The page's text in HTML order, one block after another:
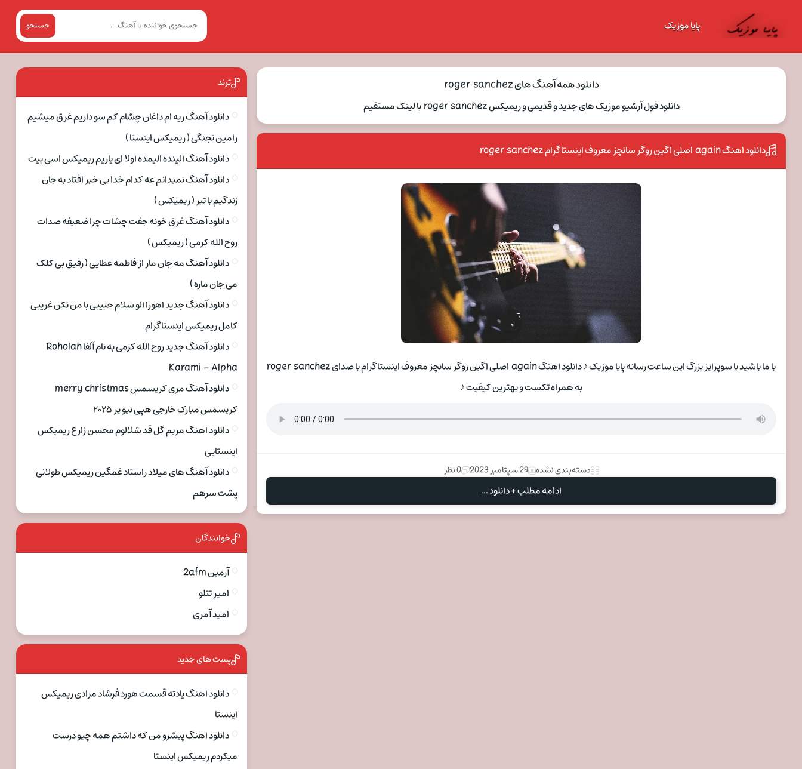
پایا موزیک جستجو
دانلود همه آهنگ های roger sanchez
دانلود فول آرشیو موزیک های جدید و قدیمی و ریمیکس roger sanchez با لینک مستقیم
دانلود اهنگ again اصلی اگین روگر سانچز معروف اینستاگرام roger sanchez
با ما باشید با سوپرایز بزرگ این ساعت رسانه پایا موزیک ♪ دانلود اهنگ again اصلی اگین روگر سانچز معروف اینستاگرام با صدای roger sanchez
به همراه تکست و بهترین کیفیت ♪
دسته‌بندی نشده 29 سپتامبر 2023 0 نظر
ادامه مطلب + دانلود ...
ترند
دانلود آهنگ ریه ام داغان چشام کم سو داریم غرق میشیم
رامین تجنگی ( ریمیکس اینستا )
دانلود آهنگ الینده الیمده اولا ای یاریم ریمیکس اسی بیت
دانلود آهنگ نمیدانم عه کدام خدا بی خبر افتاد به جان
زندگیم با تبر ( ریمیکس )
دانلود آهنگ غرق خونه جفت چشات چرا ضعیفه صدات
روح الله کرمی ( ریمیکس )
دانلود آهنگ مه جان مار از فاطمه عطایی ( رفیق بی کلک
می جان ماره )
دانلود آهنگ جدید اهورا الو سلام حبیبی با من نکن غریبی
کامل ریمیکس اینستاگرام
دانلود آهنگ جدید روح الله کرمی به نام آلفا Roholah
Karami – Alpha
دانلود آهنگ مری کریسمس merry christmas
کریسمس مبارک خارجی هپی نیو یر ۲۰۲۵
دانلود اهنگ مریم گل قد شلالوم محسن زارع ریمیکس
اینستایی
دانلود آهنگ های میلاد راستاد غمگین ریمیکس طولانی
پشت سرهم
خوانندگان
آرمین 2afm
امیر تتلو
امید آمری
پست های جدید
دانلود اهنگ یادته قسمت هورد فرشاد مرادی ریمیکس
اینستا
دانلود اهنگ پیشرو من که داشتم همه چیو درست
میکردم ریمیکس اینستا